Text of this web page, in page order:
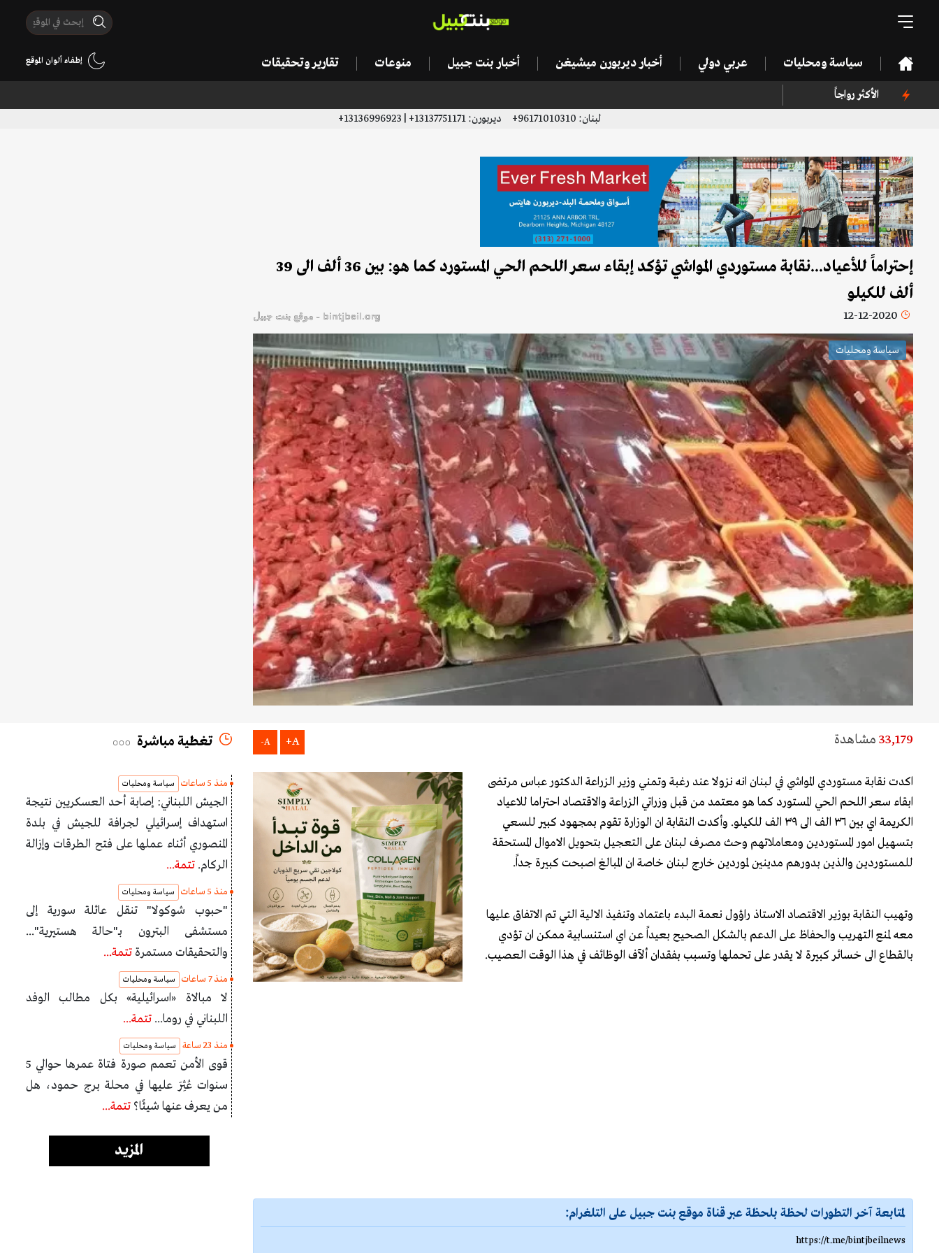
سياسة ومحليات عربي دولي أخبار ديربورن ميشيغن أخبار بنت جبيل منوعات تقارير وتحقيقات إطفاء ألوان الموقع
الأكثر رواجاً
لبنان: 96171010310+ ديربورن: 13137751171+ | 13136996923+
إحتراماً للأعياد...نقابة مستوردي المواشي تؤكد إبقاء سعر اللحم الحي المستورد كما هو: بين 36 ألف الى 39
ألف للكيلو
12-12-2020 bintjbeil.org - موقع بنت جبيل
سياسة ومحليات
33,179 مشاهدة A+
A-
اكدت نقابة مستوردي المواشي في لبنان انه نزولا عند رغبة وتمني وزير الزراعة الدكتور عباس مرتضى
ابقاء سعر اللحم الحي المستورد كما هو معتمد من قبل وزراتي الزراعة والاقتصاد احتراما للاعياد
الكريمة اي بين ٣٦ الف الى ٣٩ الف للكيلو. وأكدت النقابة ان الوزارة تقوم بمجهود كبير للسعي
بتسهيل امور المستوردين ومعاملاتهم وحث مصرف لبنان على التعجيل بتحويل الاموال المستحقة
للمستوردين والذين بدورهم مدينين لموردين خارج لبنان خاصة ان المبالغ اصبحت كبيرة جداً.
وتهيب النقابة بوزير الاقتصاد الاستاذ راؤول نعمة البدء باعتماد وتنفيذ الالية التي تم الاتفاق عليها
معه لمنع التهريب والحفاظ على الدعم بالشكل الصحيح بعيداً عن اي استنسابية ممكن ان تؤدي
بالقطاع الى خسائر كبيرة لا يقدر على تحملها وتسبب بفقدان ألآف الوظائف في هذا الوقت العصيب.
لمتابعة آخر التطورات لحظة بلحظة عبر قناة موقع بنت جبيل على التلغرام:
https://t.me/bintjbeilnews
تغطية مباشرة
منذ 5 ساعات سياسة ومحليات
الجيش اللبناني: إصابة أحد العسكريين نتيجة
استهداف إسرائيلي لجرافة للجيش في بلدة
المنصوري أثناء عملها على فتح الطرقات وإزالة
الركام. تتمة...
منذ 5 ساعات سياسة ومحليات
"حبوب شوكولا" تنقل عائلة سورية إلى
مستشفى البترون بـ"حالة هستيرية"...
والتحقيقات مستمرة تتمة...
منذ 7 ساعات سياسة ومحليات
لا مبالاة «اسرائيلية» بكل مطالب الوفد
اللبناني في روما... تتمة...
منذ 23 ساعة سياسة ومحليات
قوى الأمن تعمم صورة فتاة عمرها حوالي 5
سنوات عُثِرَ عليها في محلة برج حمود، هل
من يعرف عنها شيئًا؟ تتمة...
المزيد